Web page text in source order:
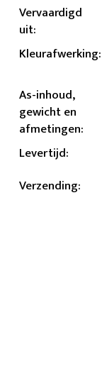
Vervaardigd
uit:
Kleurafwerking:
As-inhoud,
gewicht en
afmetingen:
Levertijd:
Verzending: